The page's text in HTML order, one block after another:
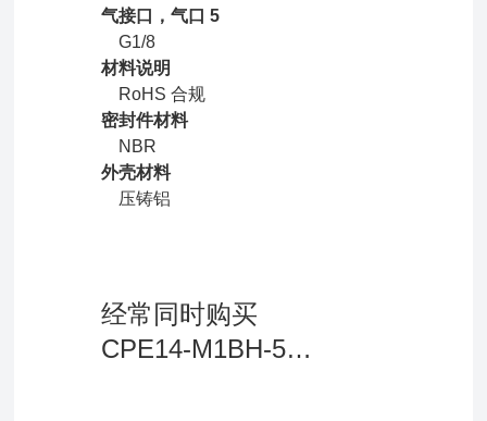
气接口，气口 5
G1/8
材料说明
RoHS 合规
密封件材料
NBR
外壳材料
压铸铝
经常同时购买
CPE14-M1BH-5L-